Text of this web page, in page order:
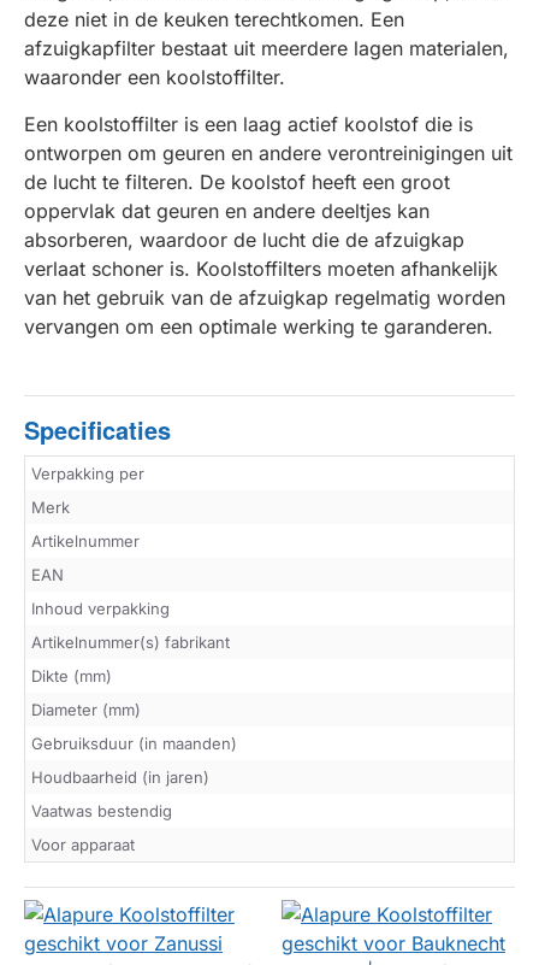
deze niet in de keuken terechtkomen. Een
afzuigkapfilter bestaat uit meerdere lagen materialen,
waaronder een koolstoffilter.
Een koolstoffilter is een laag actief koolstof die is
ontworpen om geuren en andere verontreinigingen uit
de lucht te filteren. De koolstof heeft een groot
oppervlak dat geuren en andere deeltjes kan
absorberen, waardoor de lucht die de afzuigkap
verlaat schoner is. Koolstoffilters moeten afhankelijk
van het gebruik van de afzuigkap regelmatig worden
vervangen om een optimale werking te garanderen.
Specificaties
Verpakking per
Merk
Artikelnummer
EAN
Inhoud verpakking
Artikelnummer(s) fabrikant
Dikte (mm)
Diameter (mm)
Gebruiksduur (in maanden)
Houdbaarheid (in jaren)
Vaatwas bestendig
Voor apparaat